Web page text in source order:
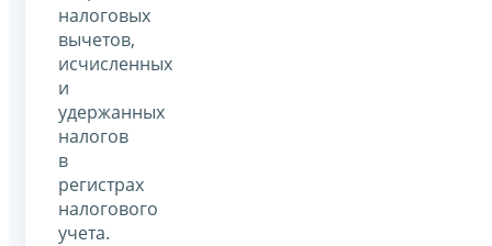
налоговых
вычетов,
исчисленных
и
удержанных
налогов
в
регистрах
налогового
учета.